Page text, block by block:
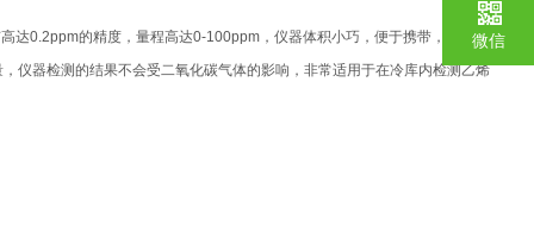
达0.2ppm的精度，量程高达0-100ppm，仪器体积小巧，便于携带，响应时
仪器检测的结果不会受二氧化碳气体的影响，非常适用于在冷库内检测乙烯
微信